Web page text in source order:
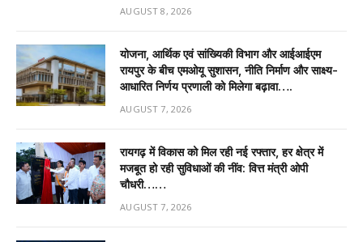
AUGUST 8, 2026
योजना, आर्थिक एवं सांख्यिकी विभाग और आईआईएम
रायपुर के बीच एमओयू सुशासन, नीति निर्माण और साक्ष्य-
आधारित निर्णय प्रणाली को मिलेगा बढ़ावा….
AUGUST 7, 2026
रायगढ़ में विकास को मिल रही नई रफ्तार, हर क्षेत्र में
मजबूत हो रही सुविधाओं की नींव: वित्त मंत्री ओपी
चौधरी……
AUGUST 7, 2026